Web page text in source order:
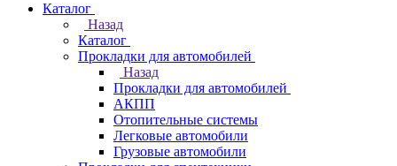
Каталог
Назад
Каталог
Прокладки для автомобилей
Назад
Прокладки для автомобилей
АКПП
Отопительные системы
Легковые автомобили
Грузовые автомобили